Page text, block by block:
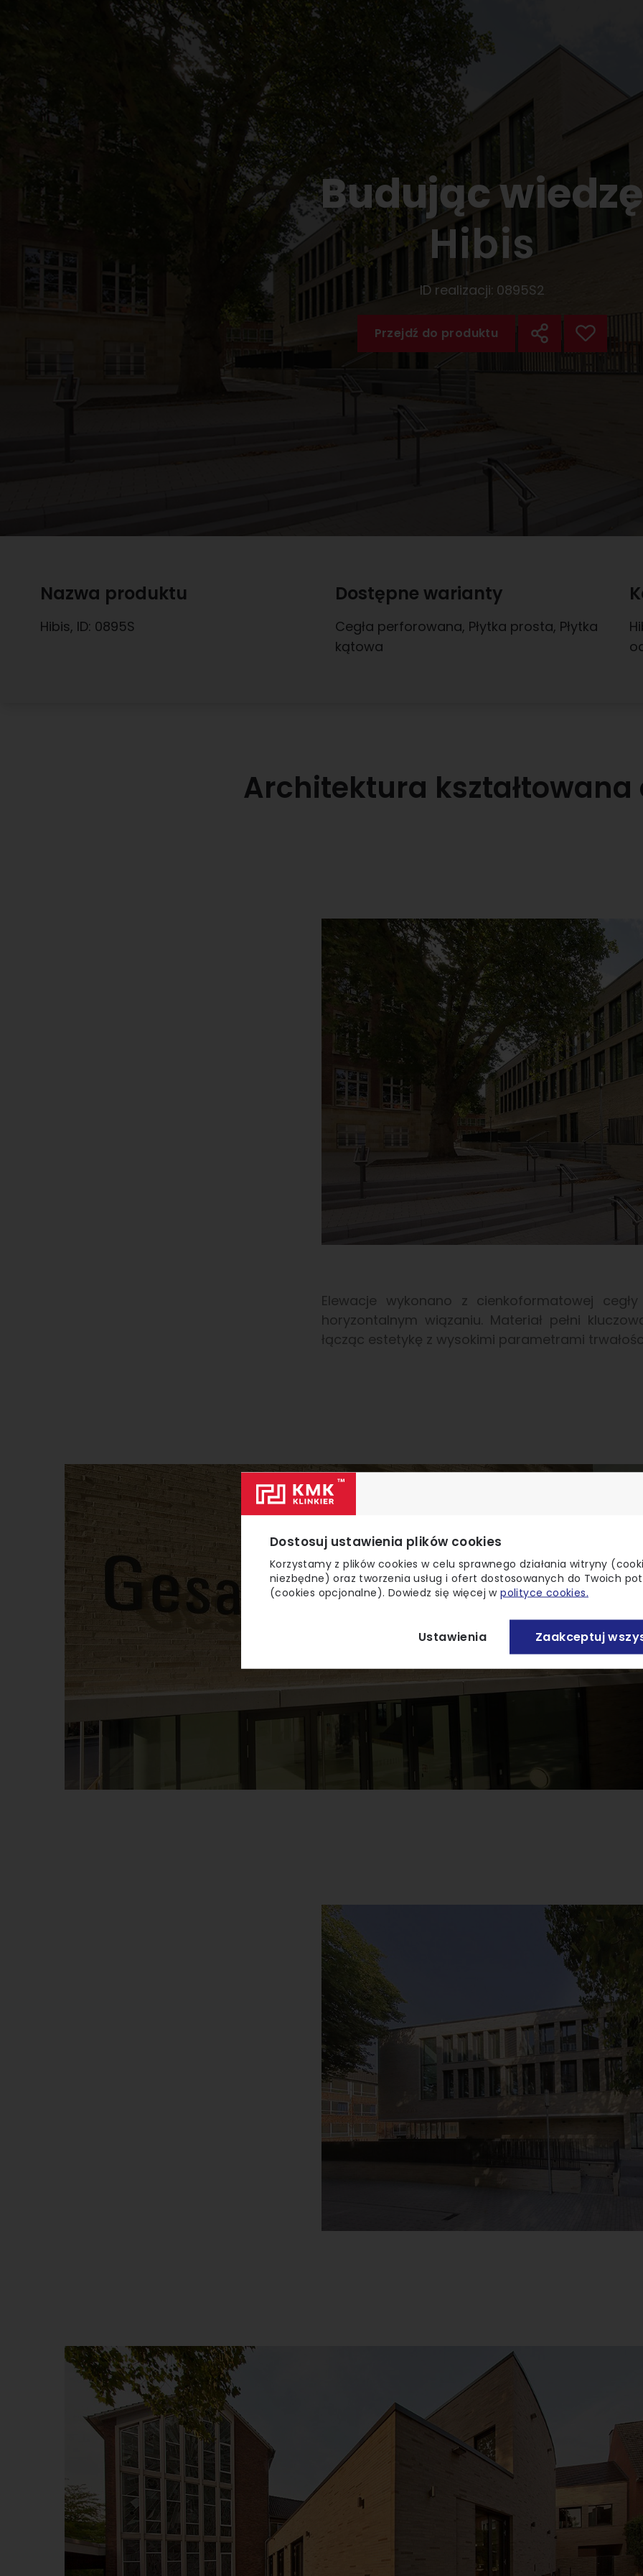
Budując wiedzę
Hibis
ID realizacji: 0895S2
Przejdź do produktu
Nazwa produktu
Hibis, ID: 0895S
Dostępne warianty
Cegła perforowana, Płytka prosta, Płytka
kątowa
Architektura kształtowana
Elewacje wykonano z cienkoformatowej
horyzontalnym wiązaniu. Materiał pełni
łącząc estetykę z wysokimi parametrami
Dostosuj ustawienia plików cookies
Korzystamy z plików cookies w celu sprawnego działania witryny
niezbędne) oraz tworzenia usług i ofert dostosowanych do Twoich
(cookies opcjonalne). Dowiedz się więcej wpolityce cookies.
Ustawienia Zaakceptuj